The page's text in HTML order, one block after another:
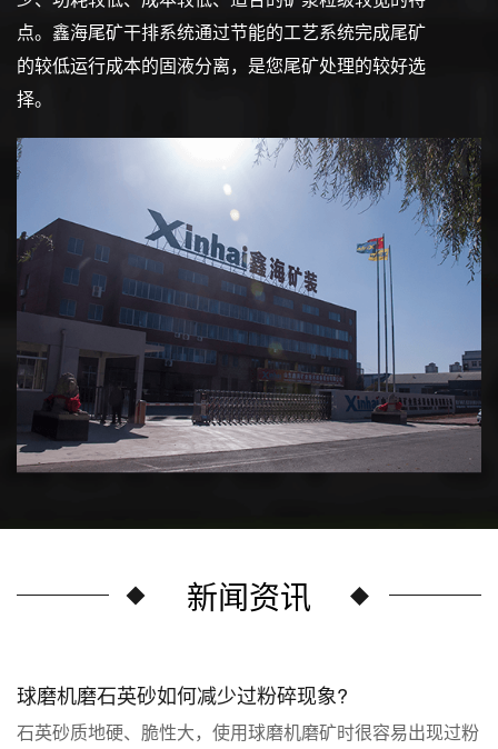
点。鑫海尾矿干排系统通过节能的工艺系统完成尾矿
的较低运行成本的固液分离，是您尾矿处理的较好选
择。
新闻资讯
球磨机磨石英砂如何减少过粉碎现象?
石英砂质地硬、脆性大，使用球磨机磨矿时很容易出现过粉